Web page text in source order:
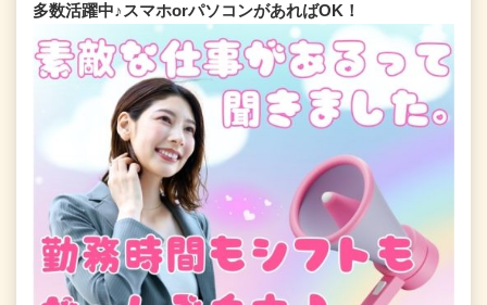
多数活躍中♪スマホorパソコンがあればOK！